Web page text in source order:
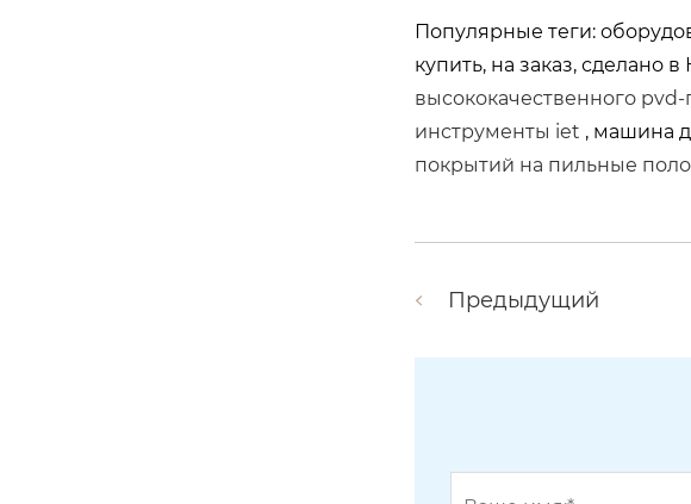
Популярные теги:
купить, на заказ, сделано в
высококачественного
инструменты iet , машина
покрытий на пильные
Предыдущий